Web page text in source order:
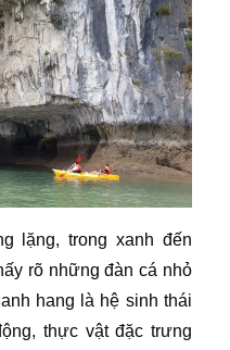
lặng, trong xanh đến
rõ những đàn cá nhỏ
hang là hệ sinh thái
thực vật đặc trưng